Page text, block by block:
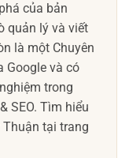
của bản
quản lý và viết
là một Chuyên
Google và có
trong
SEO. Tìm hiểu
Thuận tại trang